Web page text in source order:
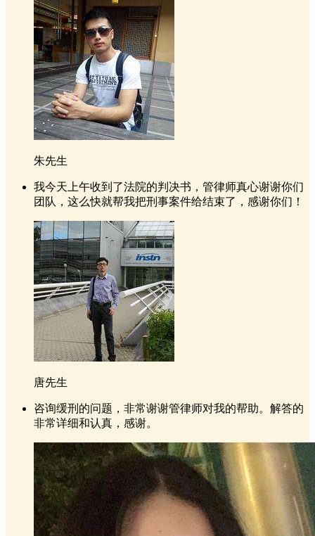
朱先生
我今天上午收到了法院的判决书，管律师真心谢谢你们
团队，这么快就帮我把刑事案件给结束了，感谢你们！
唐先生
咨询缓刑的问题，非常谢谢管律师对我的帮助。解答的
非常详细和认真，感谢。